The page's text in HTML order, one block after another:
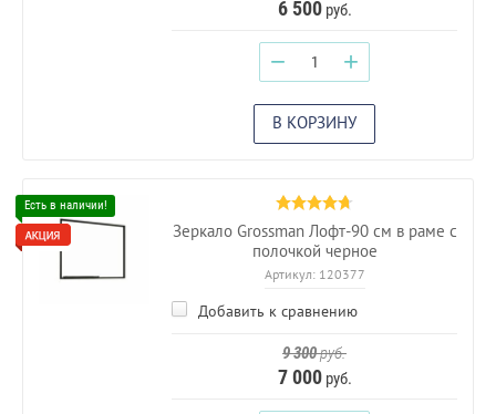
6 500руб.
− +
В КОРЗИНУ
Зеркало Grossman Лофт-90 см в раме с
полочкой черное
Артикул:120377
Добавить к сравнению
9 300руб.
7 000руб.